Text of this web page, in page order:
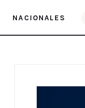
NACIONALES